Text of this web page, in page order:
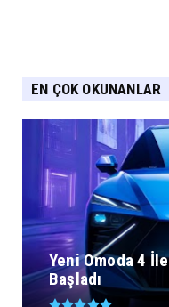
EN ÇOK OKUNANLAR
Yeni Omoda 4
Başladı